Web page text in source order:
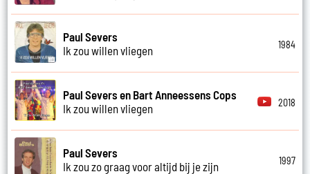
Paul Severs
Ik zou willen vliegen
1984
Paul Severs en Bart Anneessens Cops
Ik zou willen vliegen
2018
Paul Severs
Ik zou zo graag voor altijd bij je zijn
1997